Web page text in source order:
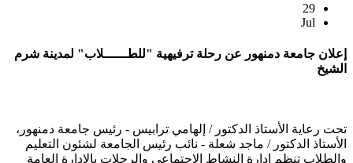
29
Jul
إعلان جامعة دمنهور عن رحلة ترفيهية "للطــــــلاب" لمدينة شرم
الشيخ
تحت رعاية الأستاذ الدكتور / إلهامي ترابيس - رئيس جامعة دمنهور،
الأستاذ الدكتور / ماجد شعلة - نائب رئيس الجامعة لشئون التعليم
والطلاب تنظم إدارة النشاط الاجتماعي والرحلات بالإدارة العامة